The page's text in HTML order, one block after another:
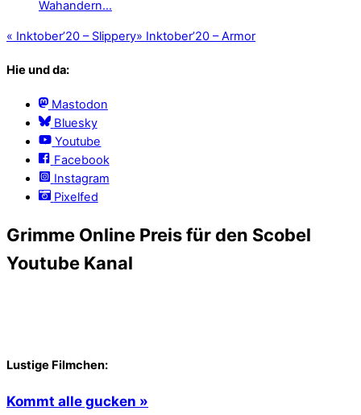
« Inktober’20 – Slippery» Inktober’20 – Armor
Hie und da:
Mastodon
Bluesky
Youtube
Facebook
Instagram
Pixelfed
Grimme Online Preis für den Scobel
Youtube Kanal
Lustige Filmchen:
Kommt alle gucken »